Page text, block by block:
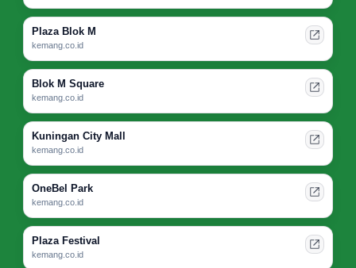
Plaza Blok M
kemang.co.id
Blok M Square
kemang.co.id
Kuningan City Mall
kemang.co.id
OneBel Park
kemang.co.id
Plaza Festival
kemang.co.id